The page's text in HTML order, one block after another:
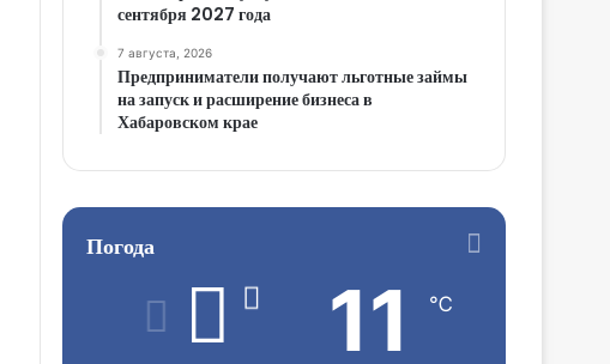
сентября 2027 года
7 августа, 2026
Предприниматели получают льготные займы
на запуск и расширение бизнеса в
Хабаровском крае
Погода
11 ℃